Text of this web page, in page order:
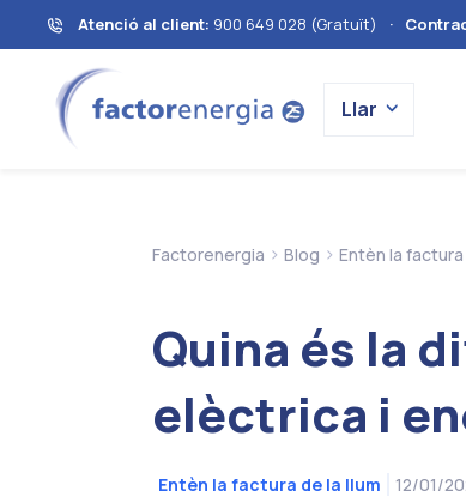
Atenció al client: 900 649 028 (Gratuït) ·
Llar
Factorenergia > Blog > Entèn la factura
Quina és la
elèctrica i
Entèn la factura de la llum 12/01/